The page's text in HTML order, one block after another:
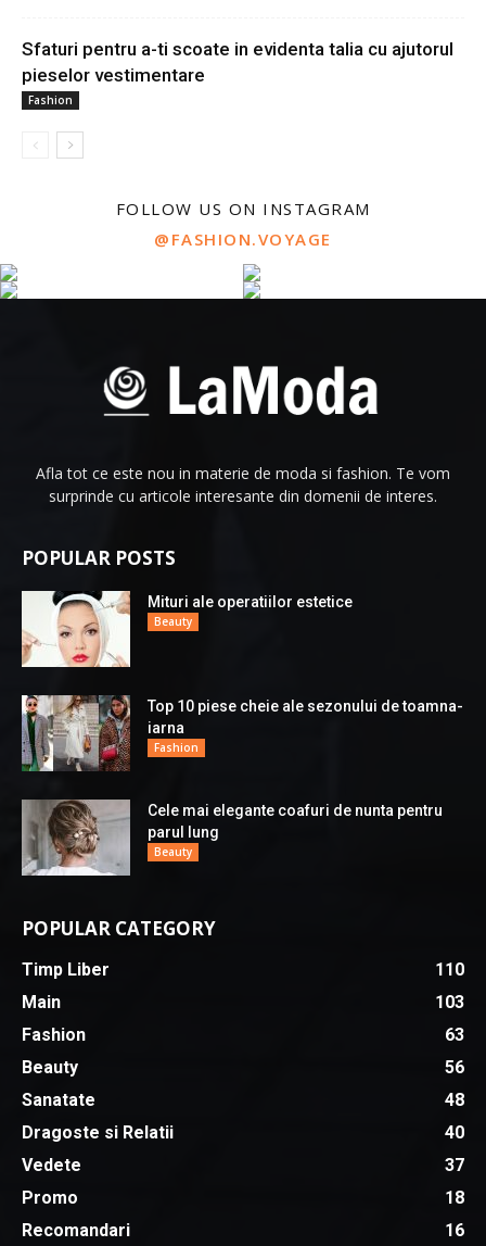
Sfaturi pentru a-ti scoate in evidenta talia cu ajutorul
pieselor vestimentare
Fashion
FOLLOW US ON INSTAGRAM
@FASHION.VOYAGE
Afla tot ce este nou in materie de moda si fashion. Te vom
surprinde cu articole interesante din domenii de interes.
POPULAR POSTS
Mituri ale operatiilor estetice
Beauty
Top 10 piese cheie ale sezonului de toamna-
iarna
Fashion
Cele mai elegante coafuri de nunta pentru
parul lung
Beauty
POPULAR CATEGORY
Timp Liber
110
Main
103
Fashion
63
Beauty
56
Sanatate
48
Dragoste si Relatii
40
Vedete
37
Promo
18
Recomandari
16